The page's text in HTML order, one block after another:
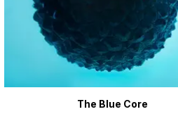
The Blue Core